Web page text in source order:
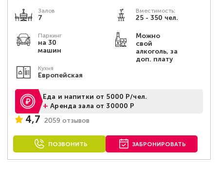
Залов
7
Вместимость:
25 - 350 чел.
Паркинг
на 30
машин
Можно
свой
алкоголь, за
доп. плату
Кухня
Европейская
Еда и напитки от 5000 Р/чел.
+Аренда зала от 30000 Р
4,7 2059 отзывов
ПОЗВОНИТЬ ЗАБРОНИРОВАТЬ